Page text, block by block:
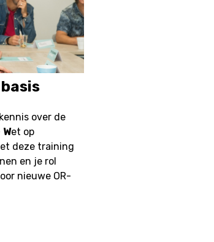
basis
over de
Wet op
deze training
en je rol
nieuwe OR-